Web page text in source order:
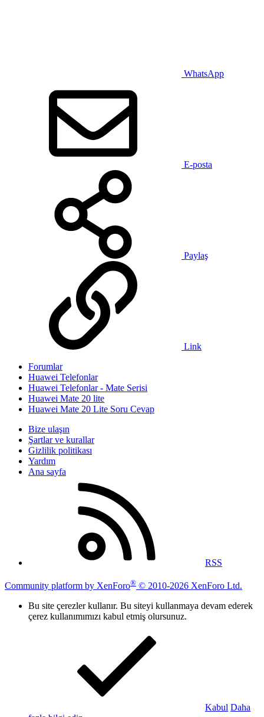
WhatsApp
E-posta
Paylaş
Link
Forumlar
Huawei Telefonlar
Huawei Telefonlar - Mate Serisi
Huawei Mate 20 lite
Huawei Mate 20 Lite Soru Cevap
Bize ulaşın
Şartlar ve kurallar
Gizlilik politikası
Yardım
Ana sayfa
RSS
Community platform by XenForo® © 2010-2026 XenForo Ltd.
Bu site çerezler kullanır. Bu siteyi kullanmaya devam ederek
çerez kullanımımızı kabul etmiş olursunuz.
Kabul Daha